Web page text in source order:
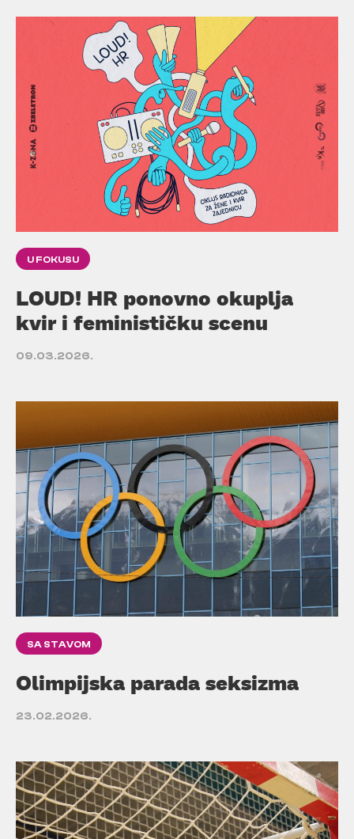
U FOKUSU
LOUD! HR ponovno okuplja
kvir i feminističku scenu
09.03.2026.
SA STAVOM
Olimpijska parada seksizma
23.02.2026.